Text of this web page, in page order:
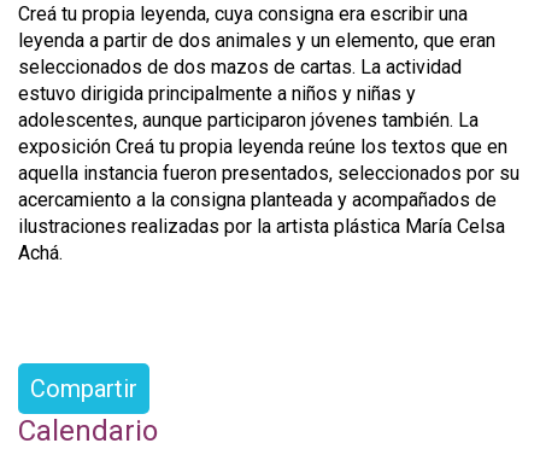
Creá tu propia leyenda, cuya consigna era escribir una
leyenda a partir de dos animales y un elemento, que eran
seleccionados de dos mazos de cartas. La actividad
estuvo dirigida principalmente a niños y niñas y
adolescentes, aunque participaron jóvenes también. La
exposición Creá tu propia leyenda reúne los textos que en
aquella instancia fueron presentados, seleccionados por su
acercamiento a la consigna planteada y acompañados de
ilustraciones realizadas por la artista plástica María Celsa
Achá.
Compartir
Calendario